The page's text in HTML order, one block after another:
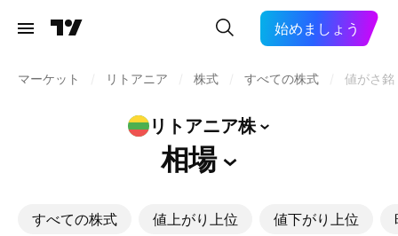
始めましょう
マーケット リトアニア 株式 すべての株式 値がさ銘
リトアニア株
相場
すべての株式 値上がり上位 値下がり上位